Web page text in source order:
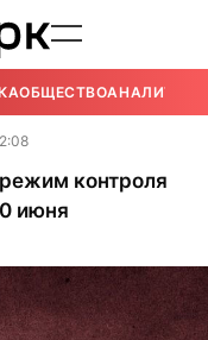
ОБЩЕСТВОАНАЛИТИКА
контроля
июня